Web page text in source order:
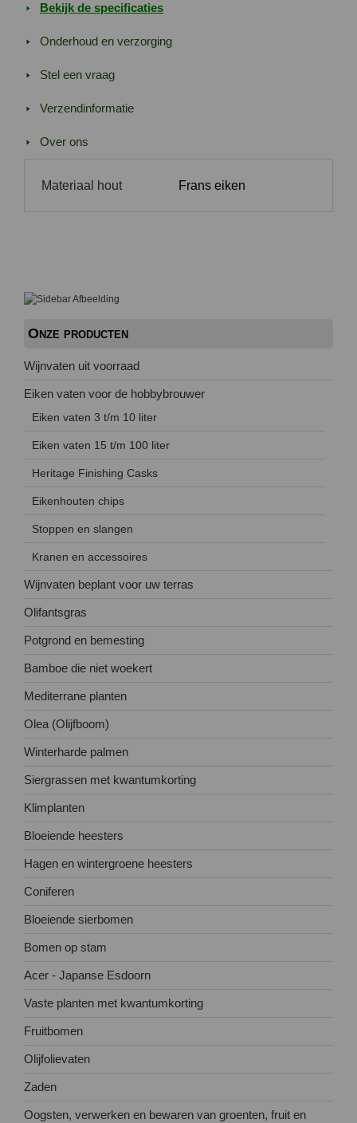
Bekijk de specificaties
Onderhoud en verzorging
Stel een vraag
Verzendinformatie
Over ons
Materiaal hout Frans eiken
Onze producten
Wijnvaten uit voorraad
Eiken vaten voor de hobbybrouwer
Eiken vaten 3 t/m 10 liter
Eiken vaten 15 t/m 100 liter
Heritage Finishing Casks
Eikenhouten chips
Stoppen en slangen
Kranen en accessoires
Wijnvaten beplant voor uw terras
Olifantsgras
Potgrond en bemesting
Bamboe die niet woekert
Mediterrane planten
Olea (Olijfboom)
Winterharde palmen
Siergrassen met kwantumkorting
Klimplanten
Bloeiende heesters
Hagen en wintergroene heesters
Coniferen
Bloeiende sierbomen
Bomen op stam
Acer - Japanse Esdoorn
Vaste planten met kwantumkorting
Fruitbomen
Olijfolievaten
Zaden
Oogsten, verwerken en bewaren van groenten, fruit en